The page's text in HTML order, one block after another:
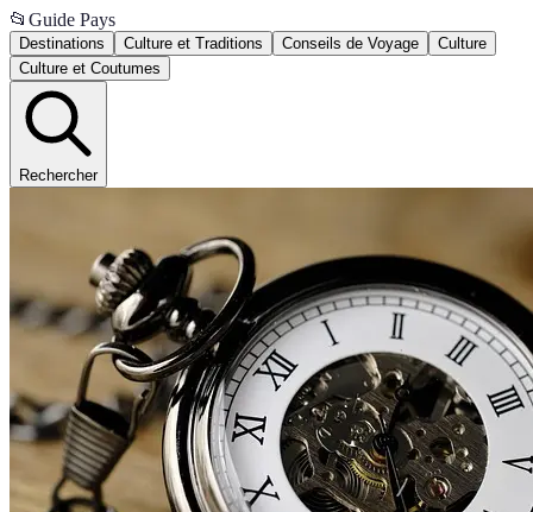
📂 Guide Pays
Destinations Culture et Traditions Conseils de Voyage
Culture
Culture et Coutumes
Rechercher